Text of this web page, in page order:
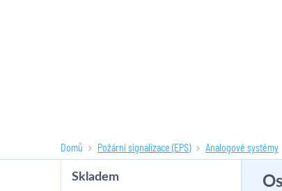
Domů Požární signalizace (EPS) Analogové systémy
Skladem